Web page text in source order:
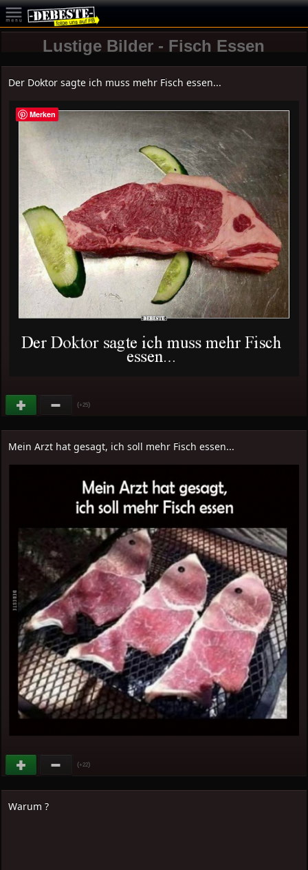
Lustige Bilder - Fisch Essen
Der Doktor sagte ich muss mehr Fisch essen...
(+25)
Mein Arzt hat gesagt, ich soll mehr Fisch essen...
(+22)
Warum ?
Merken